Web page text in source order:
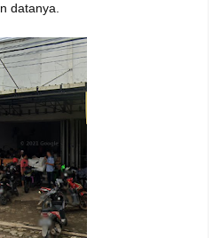
datanya.